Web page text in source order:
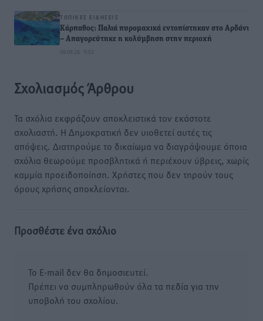
ΤΟΠΙΚΈΣ ΕΙΔΉΣΕΙΣ
Κάρπαθος: Παλιά πυρομαχικά εντοπίστηκαν στο Αρδάνι
– Απαγορεύτηκε η κολύμβηση στην περιοχή
09.08.26 · 11:53
Σχολιασμός Άρθρου
Τα σχόλια εκφράζουν αποκλειστικά τον εκάστοτε
σχολιαστή. Η Δημοκρατική δεν υιοθετεί αυτές τις
απόψεις. Διατηρούμε το δικαίωμα να διαγράψουμε όποια
σχόλια θεωρούμε προσβλητικά ή περιέχουν ύβρεις, χωρίς
καμμία προειδοποίηση. Χρήστες που δεν τηρούν τους
όρους χρήσης αποκλείονται.
Προσθέστε ένα σχόλιο
Το E-mail δεν θα δημοσιευτεί.
Πρέπει να συμπληρωθούν όλα τα πεδία για την
υποβολή του σχολίου.